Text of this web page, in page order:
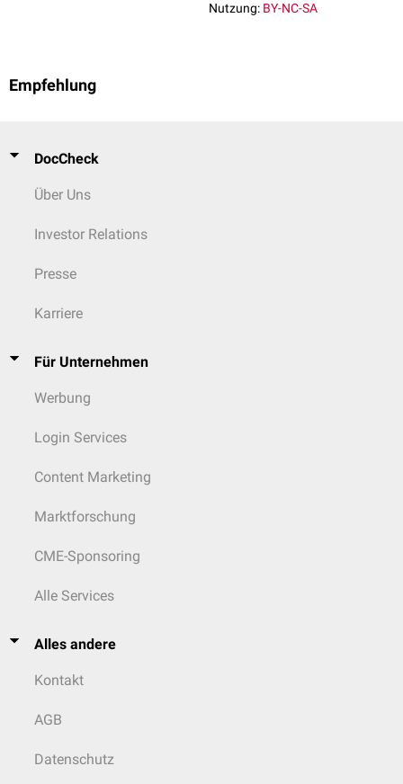
Nutzung: BY-NC-SA
Empfehlung
DocCheck
Über Uns
Investor Relations
Presse
Karriere
Für Unternehmen
Werbung
Login Services
Content Marketing
Marktforschung
CME-Sponsoring
Alle Services
Alles andere
Kontakt
AGB
Datenschutz